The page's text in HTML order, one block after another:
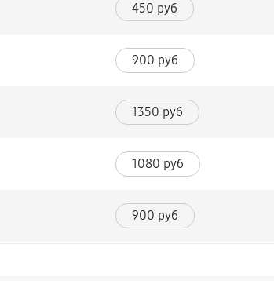
450 руб
900 руб
1350 руб
1080 руб
900 руб